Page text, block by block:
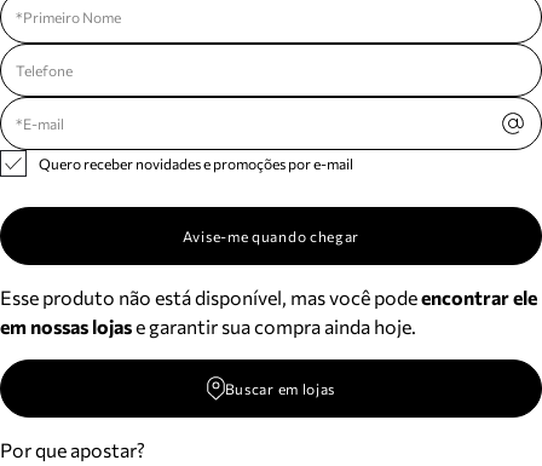
Quero receber novidades e promoções por e-mail
Avise-me quando chegar
Esse produto não está disponível, mas você podeencontrar ele
em nossas lojase garantir sua compra ainda hoje.
Buscar em lojas
Por que apostar?